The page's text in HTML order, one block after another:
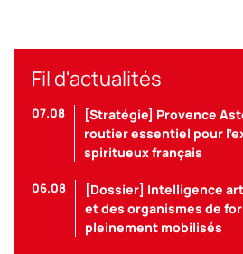
Fil d'actualités
07.08
[Stratégie] Provence
routier essentiel pour
spiritueux français
06.08
[Dossier] Intelligence
et des organismes de
pleinement mobilisés